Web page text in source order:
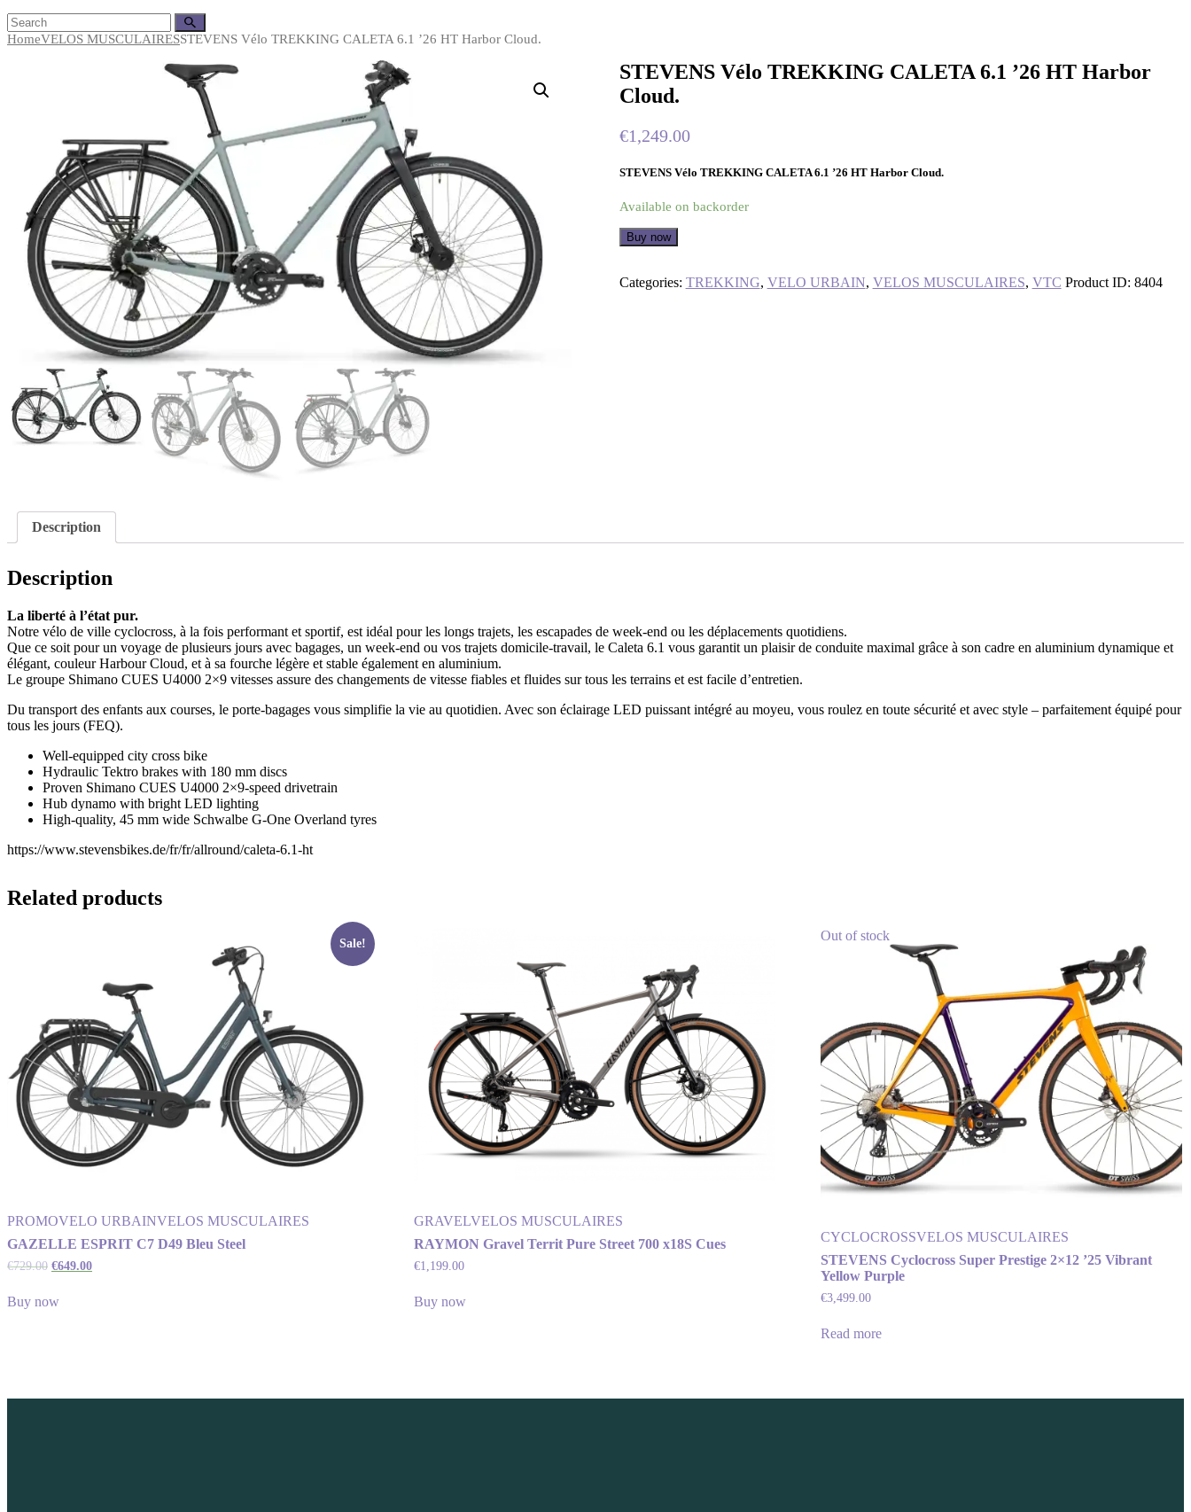
HomeVELOS MUSCULAIRESSTEVENS Vélo TREKKING CALETA 6.1 ’26 HT Harbor Cloud.
STEVENS Vélo TREKKING CALETA 6.1 ’26 HT Harbor
Cloud.
€1,249.00
STEVENS Vélo TREKKING CALETA 6.1 ’26 HT Harbor Cloud.
Available on backorder
Buy now
Categories: TREKKING, VELO URBAIN, VELOS MUSCULAIRES, VTC Product ID: 8404
Description
Description
La liberté à l’état pur.
Notre vélo de ville cyclocross, à la fois performant et sportif, est idéal pour les longs trajets, les escapades de week-end ou les déplacements quotidiens.
Que ce soit pour un voyage de plusieurs jours avec bagages, un week-end ou vos trajets domicile-travail, le Caleta 6.1 vous garantit un plaisir de conduite maximal grâce à son cadre en aluminium dynamique et
élégant, couleur Harbour Cloud, et à sa fourche légère et stable également en aluminium.
Le groupe Shimano CUES U4000 2×9 vitesses assure des changements de vitesse fiables et fluides sur tous les terrains et est facile d’entretien.
Du transport des enfants aux courses, le porte-bagages vous simplifie la vie au quotidien. Avec son éclairage LED puissant intégré au moyeu, vous roulez en toute sécurité et avec style – parfaitement équipé pour
tous les jours (FEQ).
Well-equipped city cross bike
Hydraulic Tektro brakes with 180 mm discs
Proven Shimano CUES U4000 2×9-speed drivetrain
Hub dynamo with bright LED lighting
High-quality, 45 mm wide Schwalbe G-One Overland tyres
https://www.stevensbikes.de/fr/fr/allround/caleta-6.1-ht
Related products
Sale!
PROMOVELO URBAINVELOS MUSCULAIRES
GAZELLE ESPRIT C7 D49 Bleu Steel
€729.00 €649.00
Buy now
GRAVELVELOS MUSCULAIRES
RAYMON Gravel Territ Pure Street 700 x18S Cues
€1,199.00
Buy now
Out of stock
CYCLOCROSSVELOS MUSCULAIRES
STEVENS Cyclocross Super Prestige 2×12 ’25 Vibrant
Yellow Purple
€3,499.00
Read more